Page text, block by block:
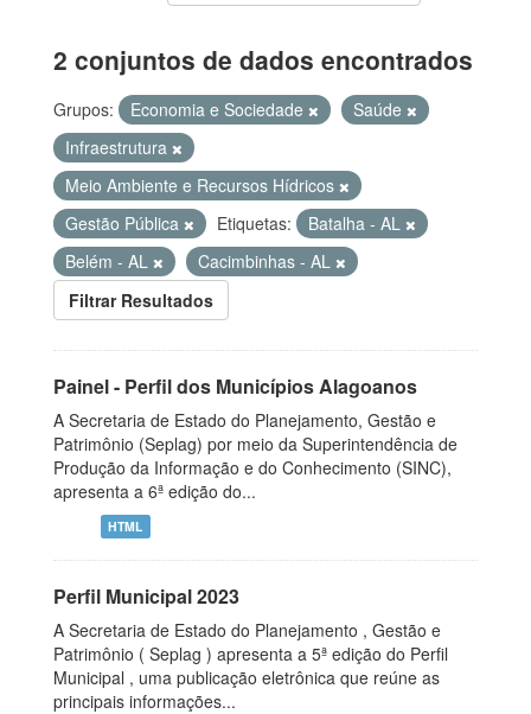
2 conjuntos de dados encontrados
Grupos: Economia e Sociedade
Saúde
Infraestrutura
Meio Ambiente e Recursos Hídricos
Gestão Pública
Etiquetas:
Batalha - AL
Belém - AL
Cacimbinhas - AL
Filtrar Resultados
Painel - Perfil dos Municípios Alagoanos
A Secretaria de Estado do Planejamento, Gestão e
Patrimônio (Seplag) por meio da Superintendência de
Produção da Informação e do Conhecimento (SINC),
apresenta a 6ª edição do...
HTML
Perfil Municipal 2023
A Secretaria de Estado do Planejamento , Gestão e
Patrimônio ( Seplag ) apresenta a 5ª edição do Perfil
Municipal , uma publicação eletrônica que reúne as
principais informações...